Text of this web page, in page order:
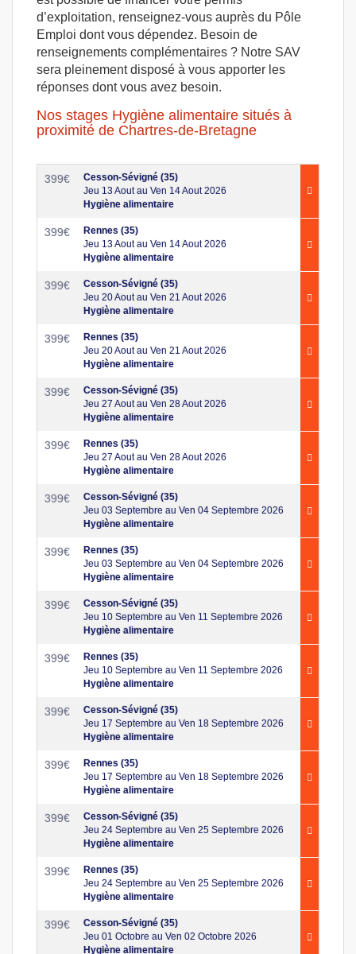
d’exploitation, renseignez-vous auprès du Pôle
Emploi dont vous dépendez. Besoin de
renseignements complémentaires ? Notre SAV
sera pleinement disposé à vous apporter les
réponses dont vous avez besoin.
Nos stages Hygiène alimentaire situés à
proximité de Chartres-de-Bretagne
399€
Cesson-Sévigné (35)
Jeu 13 Aout au Ven 14 Aout 2026
Hygiène alimentaire
399€
Rennes (35)
Jeu 13 Aout au Ven 14 Aout 2026
Hygiène alimentaire
399€
Cesson-Sévigné (35)
Jeu 20 Aout au Ven 21 Aout 2026
Hygiène alimentaire
399€
Rennes (35)
Jeu 20 Aout au Ven 21 Aout 2026
Hygiène alimentaire
399€
Cesson-Sévigné (35)
Jeu 27 Aout au Ven 28 Aout 2026
Hygiène alimentaire
399€
Rennes (35)
Jeu 27 Aout au Ven 28 Aout 2026
Hygiène alimentaire
399€
Cesson-Sévigné (35)
Jeu 03 Septembre au Ven 04 Septembre 2026
Hygiène alimentaire
399€
Rennes (35)
Jeu 03 Septembre au Ven 04 Septembre 2026
Hygiène alimentaire
399€
Cesson-Sévigné (35)
Jeu 10 Septembre au Ven 11 Septembre 2026
Hygiène alimentaire
399€
Rennes (35)
Jeu 10 Septembre au Ven 11 Septembre 2026
Hygiène alimentaire
399€
Cesson-Sévigné (35)
Jeu 17 Septembre au Ven 18 Septembre 2026
Hygiène alimentaire
399€
Rennes (35)
Jeu 17 Septembre au Ven 18 Septembre 2026
Hygiène alimentaire
399€
Cesson-Sévigné (35)
Jeu 24 Septembre au Ven 25 Septembre 2026
Hygiène alimentaire
399€
Rennes (35)
Jeu 24 Septembre au Ven 25 Septembre 2026
Hygiène alimentaire
399€
Cesson-Sévigné (35)
Jeu 01 Octobre au Ven 02 Octobre 2026
Hygiène alimentaire